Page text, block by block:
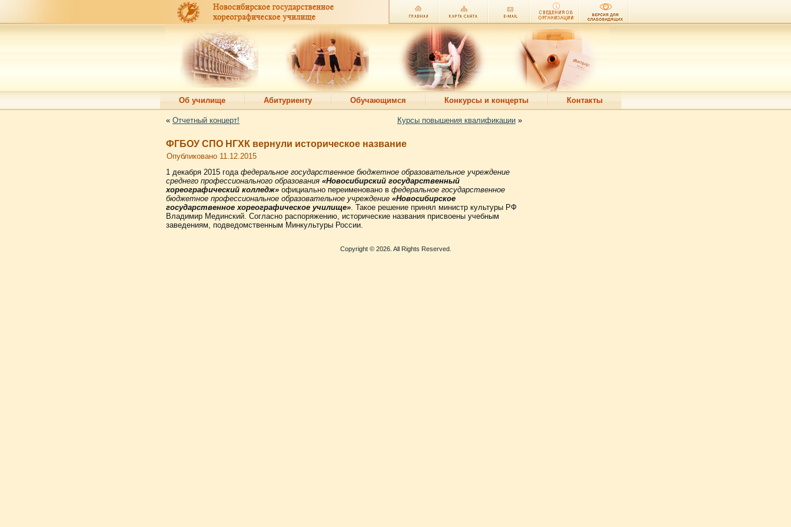
Об училище Абитуриенту Обучающимся Конкурсы и концерты Контакты
« Отчетный концерт! Курсы повышения квалификации »
ФГБОУ СПО НГХК вернули историческое название
Опубликовано 11.12.2015
1 декабря 2015 года федеральное государственное бюджетное образовательное учреждение
среднего профессионального образования «Новосибирский государственный
хореографический колледж» официально переименовано в федеральное государственное
бюджетное профессиональное образовательное учреждение «Новосибирское
государственное хореографическое училище». Такое решение принял министр культуры РФ
Владимир Мединский. Согласно распоряжению, исторические названия присвоены учебным
заведениям, подведомственным Минкультуры России.
Copyright © 2026. All Rights Reserved.